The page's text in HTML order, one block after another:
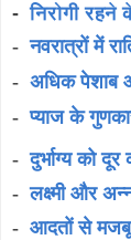
-निरोगी रहने
-नवरात्रों में
- अधिक पेशाब
-प्याज के
-दुर्भाग्य को
-लक्ष्मी और
- आदतों से